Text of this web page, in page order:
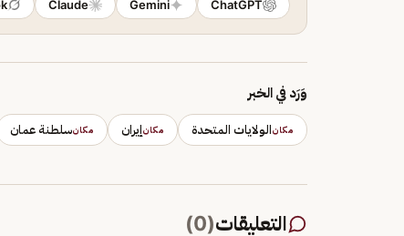
ChatGPT
Gemini
Claude
وَرَد في الخبر
مكانالولايات المتحدة مكانإيران مكانسلطنة عمان
التعليقات(
0
)